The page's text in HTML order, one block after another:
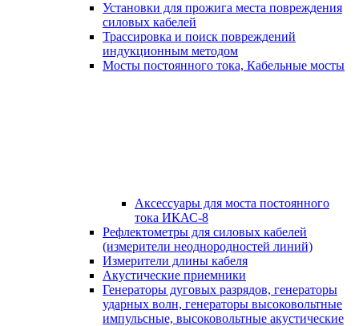
Установки для прожига места повреждения
силовых кабелей
Трассировка и поиск повреждений
индукционным методом
Мосты постоянного тока, Кабельные мосты
Аксессуары для моста постоянного
тока ИКАС-8
Рефлектометры для силовых кабелей
(измерители неоднородностей линий)
Измерители длины кабеля
Акустические приемники
Генераторы дуговых разрядов, генераторы
ударных волн, генераторы высоковольтные
импульсные, высоковольтные акустические